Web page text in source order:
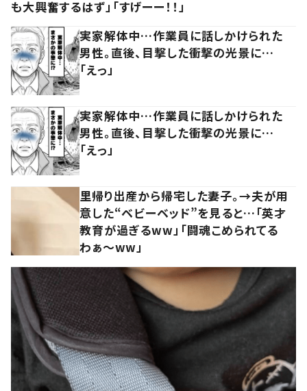
も大興奮するはず」「すげーー！！」
実家解体中…作業員に話しかけられた
男性。直後、目撃した衝撃の光景に…
「えっ」
実家解体中…作業員に話しかけられた
男性。直後、目撃した衝撃の光景に…
「えっ」
里帰り出産から帰宅した妻子。→夫が用
意した“ベビーベッド”を見ると…「英才
教育が過ぎるww」「闘魂こめられてる
わぁ～ww」